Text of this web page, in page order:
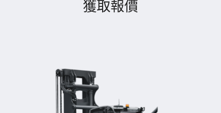
獲取報價